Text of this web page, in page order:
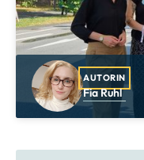
AUTORIN
Fia Ruhl